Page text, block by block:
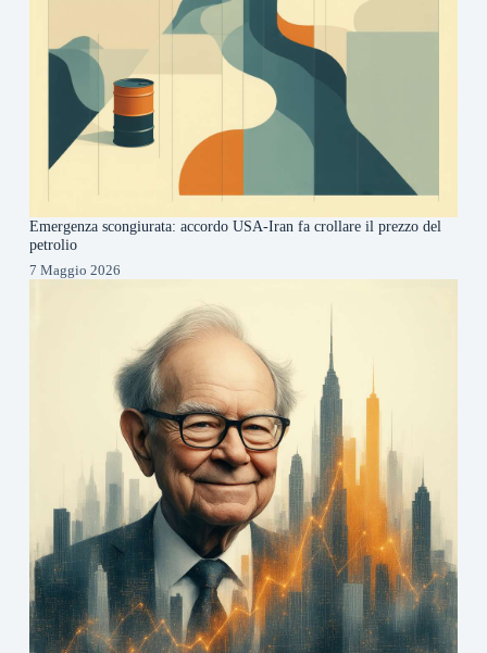
Emergenza scongiurata: accordo USA-Iran fa crollare il prezzo del
petrolio
7 Maggio 2026